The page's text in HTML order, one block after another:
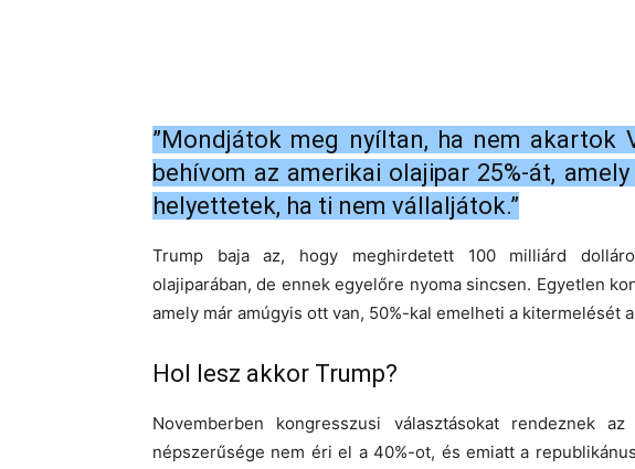
”Mondjátok meg nyíltan, ha nem akartok
behívom az amerikai olajipar 25%-át,
helyettetek, ha ti nem vállaljátok.”
Trump baja az, hogy meghirdetett 100 milliárd
olajiparában, de ennek egyelőre nyoma sincsen. Egyetlen
amely már amúgyis ott van, 50%-kal emelheti a kitermelését
Hol lesz akkor Trump?
Novemberben kongresszusi választásokat rendeznek
népszerűsége nem éri el a 40%-ot, és emiatt a